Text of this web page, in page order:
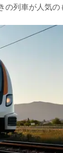
列車が人気